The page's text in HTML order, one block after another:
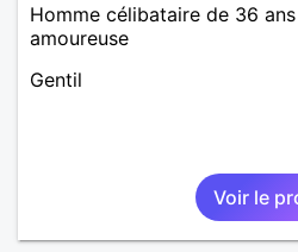
Homme célibataire de 36
amoureuse
Gentil
Voir le